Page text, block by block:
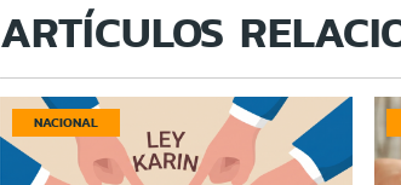
ARTÍCULOS
NACIONAL